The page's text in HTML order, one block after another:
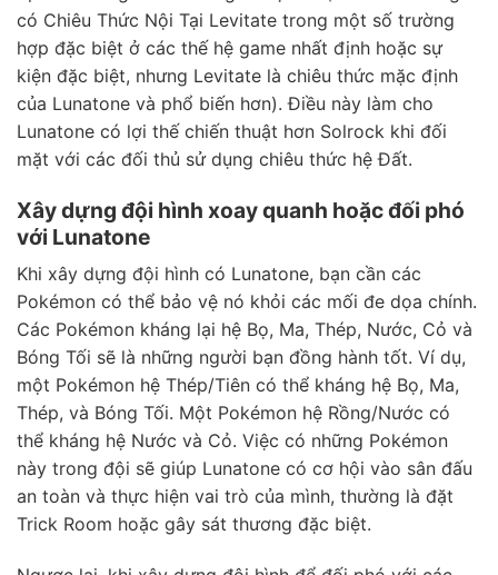
có Chiêu Thức Nội Tại Levitate trong một số trường
hợp đặc biệt ở các thế hệ game nhất định hoặc sự
kiện đặc biệt, nhưng Levitate là chiêu thức mặc định
của Lunatone và phổ biến hơn). Điều này làm cho
Lunatone có lợi thế chiến thuật hơn Solrock khi đối
mặt với các đối thủ sử dụng chiêu thức hệ Đất.
Xây dựng đội hình xoay quanh hoặc đối phó
với Lunatone
Khi xây dựng đội hình có Lunatone, bạn cần các
Pokémon có thể bảo vệ nó khỏi các mối đe dọa chính.
Các Pokémon kháng lại hệ Bọ, Ma, Thép, Nước, Cỏ và
Bóng Tối sẽ là những người bạn đồng hành tốt. Ví dụ,
một Pokémon hệ Thép/Tiên có thể kháng hệ Bọ, Ma,
Thép, và Bóng Tối. Một Pokémon hệ Rồng/Nước có
thể kháng hệ Nước và Cỏ. Việc có những Pokémon
này trong đội sẽ giúp Lunatone có cơ hội vào sân đấu
an toàn và thực hiện vai trò của mình, thường là đặt
Trick Room hoặc gây sát thương đặc biệt.